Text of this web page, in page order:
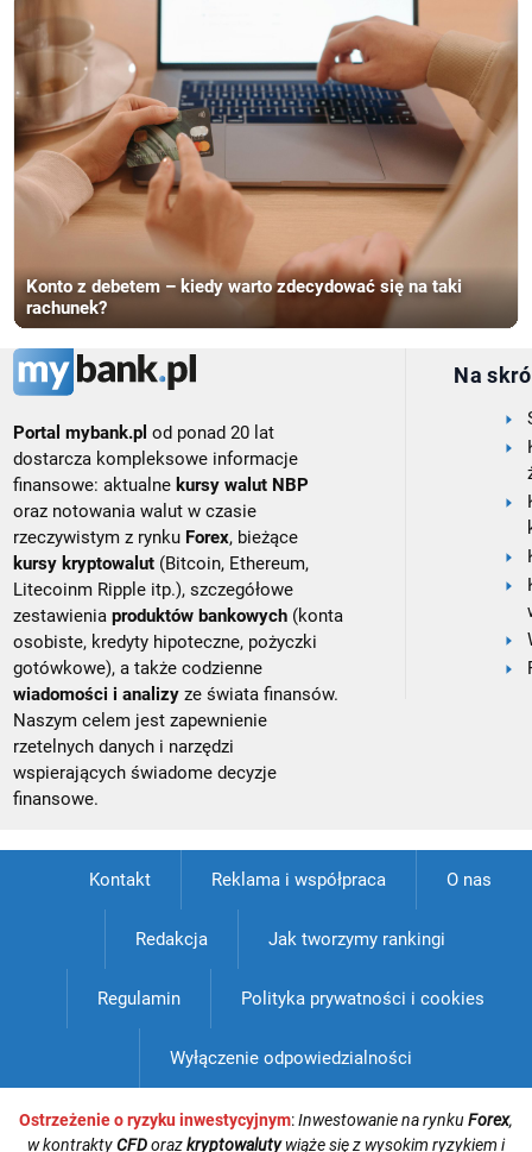
Konto z debetem – kiedy warto zdecydować się na taki
rachunek?
Portal mybank.pl od ponad 20 lat
dostarcza kompleksowe informacje
finansowe: aktualne kursy walut NBP
oraz notowania walut w czasie
rzeczywistym z rynku Forex, bieżące
kursy kryptowalut (Bitcoin, Ethereum,
Litecoinm Ripple itp.), szczegółowe
zestawieniaproduktów bankowych (konta
osobiste, kredyty hipoteczne, pożyczki
gotówkowe), a także codzienne
wiadomości i analizy ze świata finansów.
Naszym celem jest zapewnienie
rzetelnych danych i narzędzi
wspierających świadome decyzje
finansowe.
Na
Kontakt Reklama i współpraca O nas
Redakcja Jak tworzymy rankingi
Regulamin Polityka prywatności i cookies
Wyłączenie odpowiedzialności
Ostrzeżenie o ryzyku inwestycyjnym:Inwestowanie na rynkuForex,
w kontraktyCFDorazkryptowalutywiąże się z wysokim ryzykiem i